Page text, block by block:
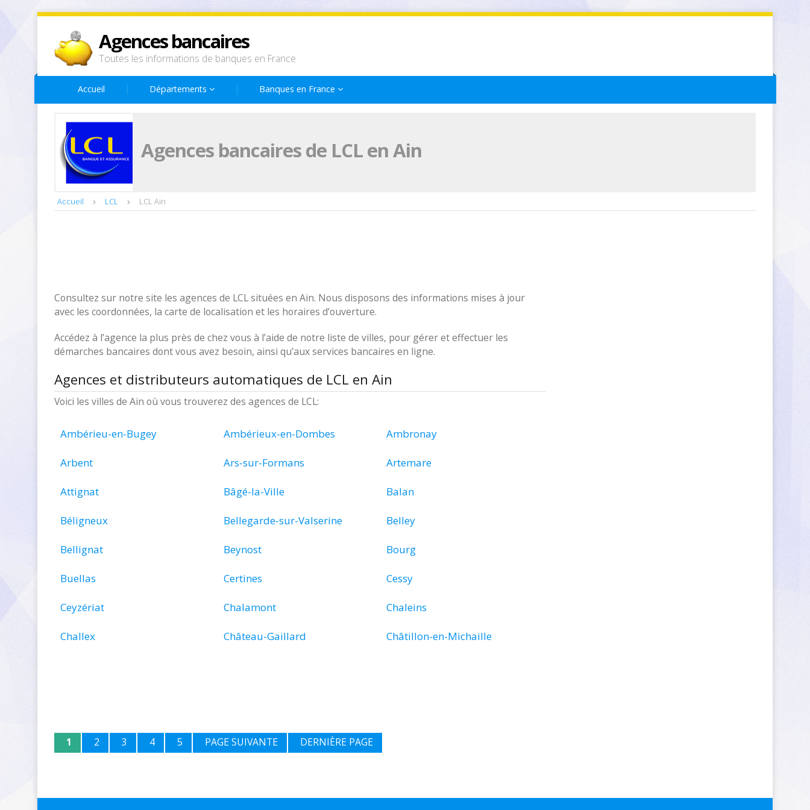
Agences bancaires
Toutes les informations de banques en France
Accueil Départements Banques en France
Agences bancaires de LCL en Ain
Accueil LCL LCL Ain
Consultez sur notre site les agences de LCL situées en Ain. Nous disposons des informations mises à jour
avec les coordonnées, la carte de localisation et les horaires d’ouverture.
Accédez à l’agence la plus près de chez vous à l’aide de notre liste de villes, pour gérer et effectuer les
démarches bancaires dont vous avez besoin, ainsi qu’aux services bancaires en ligne.
Agences et distributeurs automatiques de LCL en Ain
Voici les villes de Ain où vous trouverez des agences de LCL:
Ambérieu-en-Bugey Ambérieux-en-Dombes Ambronay
Arbent Ars-sur-Formans Artemare
Attignat Bâgé-la-Ville Balan
Béligneux Bellegarde-sur-Valserine Belley
Bellignat Beynost Bourg
Buellas Certines Cessy
Ceyzériat Chalamont Chaleins
Challex Château-Gaillard Châtillon-en-Michaille
1 2 3 4 5 PAGE SUIVANTE DERNIÈRE PAGE